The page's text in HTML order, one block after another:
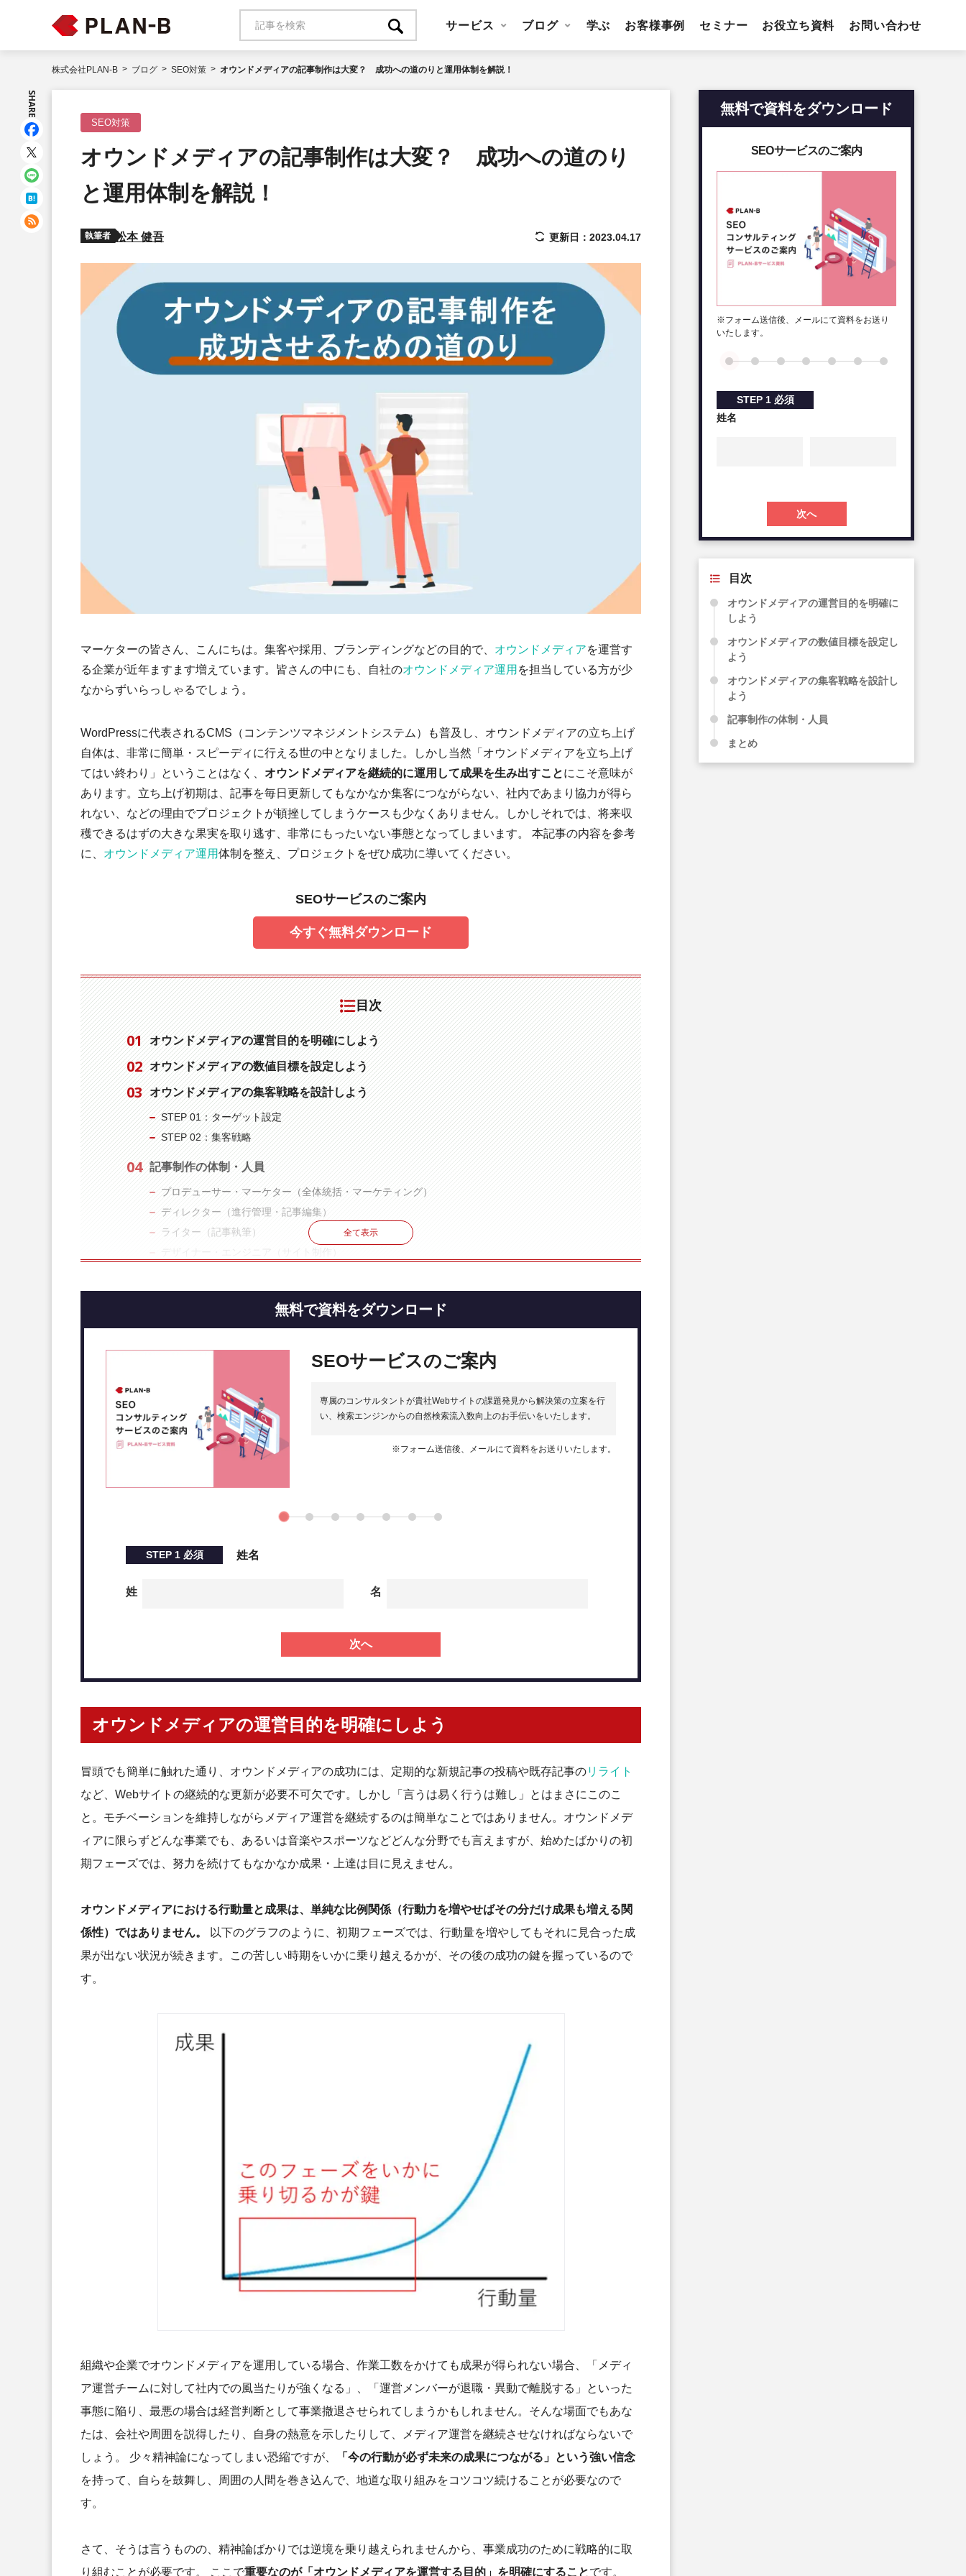
サービス ブログ 学ぶ お客様事例 セミナー お役立ち資料 お問い合わせ
株式会社PLAN-B ブログ SEO対策 オウンドメディアの記事制作は大変？ 成功への道のりと運用体制を解説！
SEO対策
オウンドメディアの記事制作は大変？ 成功への道のり
と運用体制を解説！
執筆者 松本 健吾 更新日：2023.04.17
マーケターの皆さん、こんにちは。集客や採用、ブランディングなどの目的で、 オウンドメディアを運営す
る企業が近年ますます増えています。皆さんの中にも、自社のオウンドメディア運用 を担当している方が少
なからずいらっしゃるでしょう 。
WordPressに代表されるCMS（コンテンツマネジメントシステム）
も普及し、オウンドメディアの立ち上げ
自体は、非常に簡単・スピーディに行える世の中となりました。しかし当然「オウンドメディアを立ち上げ
てはい終わり」ということはなく、 オウンドメディアを継続的に運用して成果を生み出すことにこそ意味が
あります。立ち上げ初期は、記事を毎日更新してもなかなか集客につながらない、社内であまり協力が得ら
れない、などの理由でプロジェクトが頓挫してしまうケースも少なくありません。しかしそれでは、将来収
穫できるはずの大きな果実を取り逃す、非常にもったいない事態となってしまいます。
本記事の内容を参考
に、 オウンドメディア運用体制を整え、プロジェクトをぜひ成功に導いてください。
SEOサービスのご案内
今すぐ無料ダウンロード
目次
オウンドメディアの運営目的を明確にしよう
オウンドメディアの数値目標を設定しよう
オウンドメディアの集客戦略を設計しよう
STEP 01：ターゲット設定
STEP 02：集客戦略
記事制作の体制・人員
プロデューサー・マーケター（全体統括・マーケティング）
ディレクター（進行管理・記事編集）
ライター（記事執筆）
全て表示
無料で資料をダウンロード
SEOサービスのご案内
専属のコンサルタントが貴社Webサイトの課題発見から解決策の立案を行
い、検索エンジンからの自然検索流入数向上のお手伝いをいたします。
※フォーム送信後、メールにて資料をお送りいたします。
STEP 1 必須 姓名
姓 名
次へ
オウンドメディアの運営目的を明確にしよう
冒頭でも簡単に触れた通り、オウンドメディアの成功には、定期的な新規記事の投稿や既存記事のリライト
など、Webサイトの継続的な更新が必要不可欠です。しかし「言うは易く行うは難し」とはまさにこのこ
と 。 モチベーションを維持しながらメディア運営を継続するのは簡単なことではありません。オウンドメデ
ィアに限らずどんな事業でも、あるいは音楽やスポーツなどどんな分野でも言えますが、始めたばかりの初
期フェーズでは、努力を続けてもなかなか成果・上達は目に見えません。
オウンドメディアにおける行動量と成果は、単純な比例関係（行動力を増やせばその分だけ成果も増える関
係性）ではありません。
以下のグラフのように、初期フェーズでは、行動量を増やしてもそれに見合った成
果が出ない状況が続きます。この苦しい時期をいかに乗り越えるかが、その後の成功の鍵を握っているので
す。
組織や企業でオウンドメディアを運用している場合、作業工数をかけても成果が得られない場合、「メディ
ア運営チームに対して社内での風当たりが強くなる」、「運営メンバーが退職・異動で離脱する」といった
事態に陥り、最悪の場合は経営判断として事業撤退させられてしまうかもしれません。そんな場面でもあな
たは、会社や周囲を説得したり、自身の熱意を示したりして、メディア運営を継続させなければならないで
しょう。
少々精神論になってしまい恐縮ですが、
「今の行動が必ず未来の成果につながる」という強い信念
を持って、自らを鼓舞し、周囲の人間を巻き込んで、地道な取り組みをコツコツ続けることが必要なので
す。
さて、そうは言うものの、精神論ばかりでは逆境を乗り越えられませんから、事業成功のために戦略的に取
り組むことが必要です。
ここで重要なのが「オウンドメディアを運営する目的」を明確にすることです。
SHARE 無料で資料をダウンロード
SEOサービスのご案内
※フォーム送信後、メールにて資料をお送り
いたします。
STEP 1 必須
姓名
次へ
目次
オウンドメディアの運営目的を明確に
しよう
オウンドメディアの数値目標を設定し
よう
オウンドメディアの集客戦略を設計し
よう
記事制作の体制・人員
まとめ